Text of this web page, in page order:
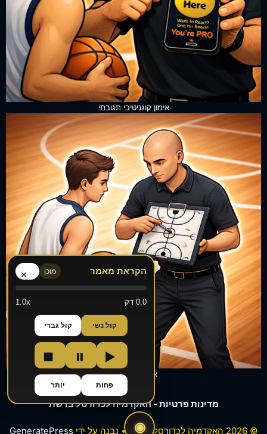
הקראת מאמר מוכן ×
0.0 דק 1.0x
קול נשי קול גברי
▶
⏸
■
פחות יותר
◉
אימון קוגניטיבי תגובתי
אימונים אישיים
מדינות פרטיות - האקדמיה לכדורסל ברשת
© 2026 האקדמיה לכדורסל ברשת • נבנה על ידי GeneratePress